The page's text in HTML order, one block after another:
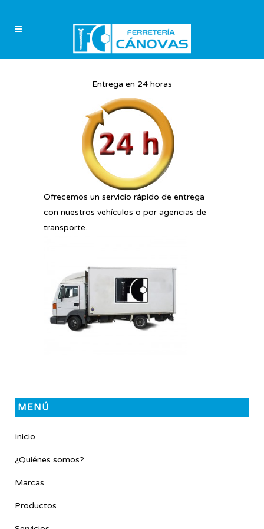
Entrega en 24 horas
Ofrecemos un servicio rápido de entrega
con nuestros vehículos o por agencias de
transporte.
MENÚ
Inicio
¿Quiénes somos?
Marcas
Productos